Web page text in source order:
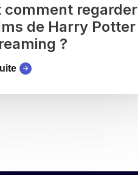
comment regarder
de Harry Potter
?